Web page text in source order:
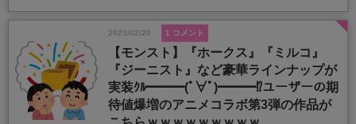
2023/02/20 1 コメント
【モンスト】『ホークス』『ミルコ』
『ジーニスト』など豪華ラインナップが
実装ｸﾙ━━━(ﾟ∀ﾟ)━━━⁉ユーザーの期
待値爆増のアニメコラボ第3弾の作品が